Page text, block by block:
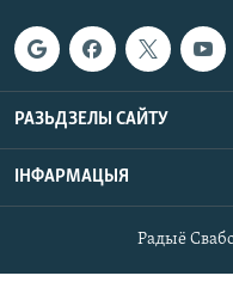
РАЗЬДЗЕЛЫ САЙТУ
ІНФАРМАЦЫЯ
Радыё